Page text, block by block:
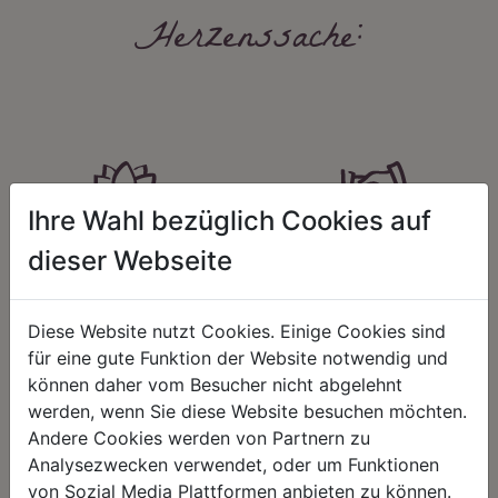
Herzenssache:
schenken natürliche, stilvolle
Momente für harmonische Stunden
zu Hause – den Ort, an dem
Menschen sich geborgen fühlen und
positive Energie schöpfen.
fair – im Hinblick auf unsere
Kalkulation, angemessene
Entlohnung und unsere
nachhaltigen, gewachsenen
Geschäftsbeziehungen.
Ihre Wahl bezüglich Cookies auf
dieser Webseite
Diese Website nutzt Cookies. Einige Cookies sind
für eine gute Funktion der Website notwendig und
können daher vom Besucher nicht abgelehnt
werden, wenn Sie diese Website besuchen möchten.
Andere Cookies werden von Partnern zu
Analysezwecken verwendet, oder um Funktionen
von Sozial Media Plattformen anbieten zu können.